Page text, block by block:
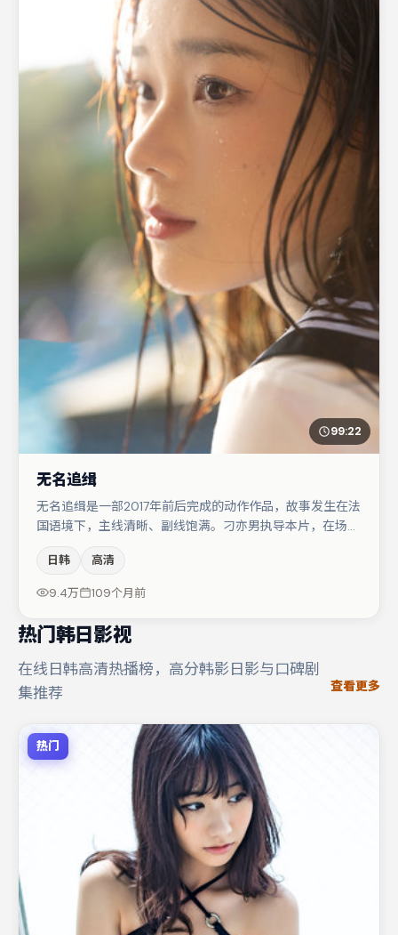
99:22
无名追缉
无名追缉是一部2017年前后完成的动作作品，故事发生在法
国语境下，主线清晰、副线饱满。刁亦男执导本片，在场面
纶镁在片中承担叙事驱动，杨幂、白宇分别提供反差与喜
剧/悬疑调剂（视场次而定）。若你偏爱强类型与清晰主
日韩 高清
9.4万 109个月前
热门韩日影视
在线日韩高清热播榜，高分韩影日影与口碑剧
集推荐
查看更多
热门